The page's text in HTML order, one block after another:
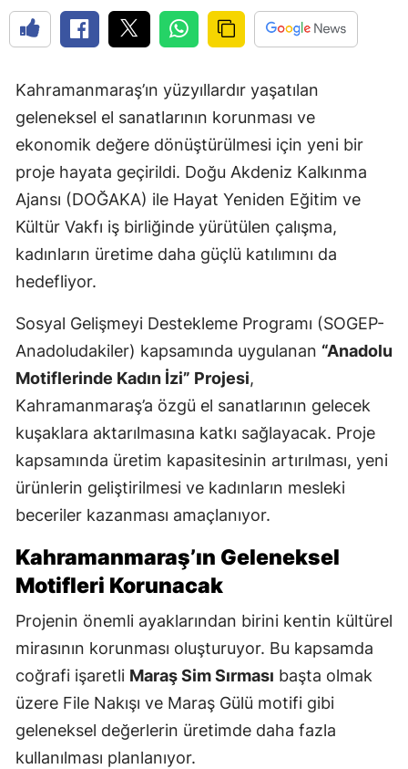
Kahramanmaraş’ın yüzyıllardır yaşatılan
geleneksel el sanatlarının korunması ve
ekonomik değere dönüştürülmesi için yeni bir
proje hayata geçirildi. Doğu Akdeniz Kalkınma
Ajansı (DOĞAKA) ile Hayat Yeniden Eğitim ve
Kültür Vakfı iş birliğinde yürütülen çalışma,
kadınların üretime daha güçlü katılımını da
hedefliyor.
Sosyal Gelişmeyi Destekleme Programı (SOGEP-
Anadoludakiler) kapsamında uygulanan “Anadolu
Motiflerinde Kadın İzi” Projesi,
Kahramanmaraş’a özgü el sanatlarının gelecek
kuşaklara aktarılmasına katkı sağlayacak. Proje
kapsamında üretim kapasitesinin artırılması, yeni
ürünlerin geliştirilmesi ve kadınların mesleki
beceriler kazanması amaçlanıyor.
Kahramanmaraş’ın Geleneksel
Motifleri Korunacak
Projenin önemli ayaklarından birini kentin kültürel
mirasının korunması oluşturuyor. Bu kapsamda
coğrafi işaretli Maraş Sim Sırması başta olmak
üzere File Nakışı ve Maraş Gülü motifi gibi
geleneksel değerlerin üretimde daha fazla
kullanılması planlanıyor.